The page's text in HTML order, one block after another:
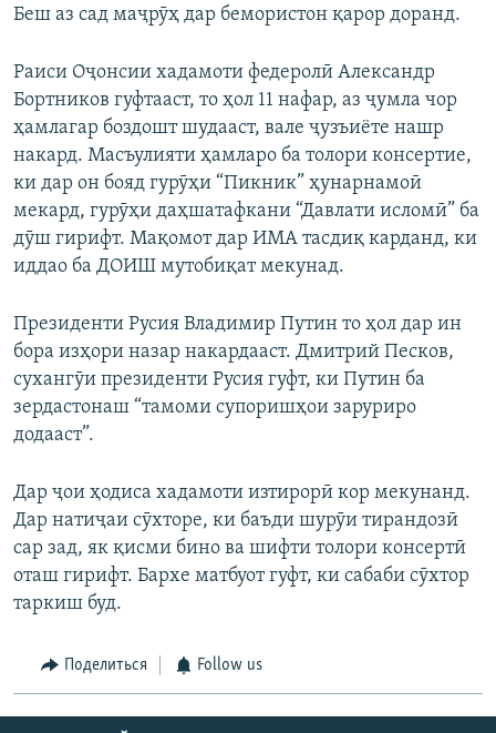
Беш аз сад маҷрӯҳ дар бемористон қарор доранд.
Раиси Оҷонсии хадамоти федеролӣ Александр
Бортников гуфтааст, то ҳол 11 нафар, аз ҷумла чор
ҳамлагар боздошт шудааст, вале ҷузъиёте нашр
накард. Масъулияти ҳамларо ба толори консертие,
ки дар он бояд гурӯҳи “Пикник” ҳунарнамоӣ
мекард, гурӯҳи даҳшатафкани “Давлати исломӣ” ба
дӯш гирифт. Мақомот дар ИМА тасдиқ карданд, ки
иддао ба ДОИШ мутобиқат мекунад.
Президенти Русия Владимир Путин то ҳол дар ин
бора изҳори назар накардааст. Дмитрий Песков,
сухангӯи президенти Русия гуфт, ки Путин ба
зердастонаш “тамоми супоришҳои заруриро
додааст”.
Дар ҷои ҳодиса хадамоти изтирорӣ кор мекунанд.
Дар натиҷаи сӯхторе, ки баъди шурӯи тирандозӣ
сар зад, як қисми бино ва шифти толори консертӣ
оташ гирифт. Бархе матбуот гуфт, ки сабаби сӯхтор
таркиш буд.
Поделиться Follow us